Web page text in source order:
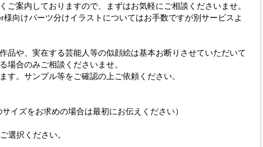
ご案内しておりますので、まずはお気軽にご相談くださいませ。
向けパーツ分けイラストについてはお手数ですが別サービスよ
品や、実在する芸能人等の似顔絵は基本お断りさせていただいて
場合のみご相談くださいませ。
。サンプル等をご確認の上ご依頼ください。
イズをお求めの場合は最初にお伝えください）
選択ください。